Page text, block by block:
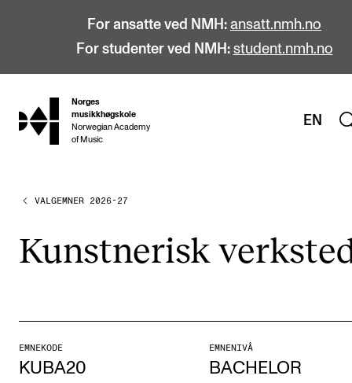
For ansatte ved NMH: ansatt.nmh.no
For studenter ved NMH: student.nmh.no
hjem
Norges
musikkhøgskole
Norwegian Academy
of Music
EN
STUDIER
Bachelor
Doktorgrad
Årsstudium og videreutdanning
Etterutdanning og kurs
VALGEMNER 2026-27
Kunst­ne­risk
EMNEKODE
KUBA20
EMNENIVÅ
BACHELOR